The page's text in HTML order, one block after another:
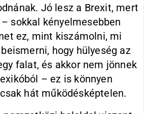
Jó lesz a Brexit, mert
sokkal kényelmesebben
ez, mint kiszámolni, mi
hogy hülyeség az
falat, és akkor nem jönnek
– ez is könnyen
hát működésképtelen.